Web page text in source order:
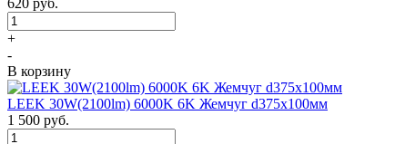
+
-
В корзину
LEEK 30W(2100lm) 6000K 6K Жемчуг d375x100мм
1 500 руб.